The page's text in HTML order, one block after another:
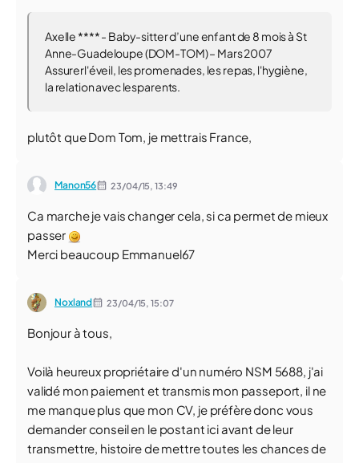
Axelle **** - Baby-sitter d’une enfant de 8 mois à St
Anne-Guadeloupe (DOM-TOM) – Mars 2007
Assurerl'éveil, les promenades, les repas, l'hygiène,
la relation avec lesparents.
plutôt que Dom Tom, je mettrais France,
Manon56 23/04/15,13:49
Ca marche je vais changer cela, si ca permet de mieux
passer
Merci beaucoup Emmanuel67
Noxland 23/04/15,15:07
Bonjour à tous,
Voilà heureux propriétaire d'un numéro NSM 5688, j'ai
validé mon paiement et transmis mon passeport, il ne
me manque plus que mon CV, je préfère donc vous
demander conseil en le postant ici avant de leur
transmettre, histoire de mettre toutes les chances de